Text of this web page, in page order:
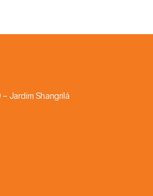
Jardim Shangrilá